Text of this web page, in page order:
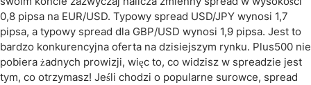
0,8 pipsa na EUR/USD. Typowy spread USD/JPY wynosi 1,7
pipsa, a typowy spread dla GBP/USD wynosi 1,9 pipsa. Jest to
bardzo konkurencyjna oferta na dzisiejszym rynku. Plus500 nie
pobiera żadnych prowizji, więc to, co widzisz w spreadzie jest
tym, co otrzymasz! Jeśli chodzi o popularne surowce, spread